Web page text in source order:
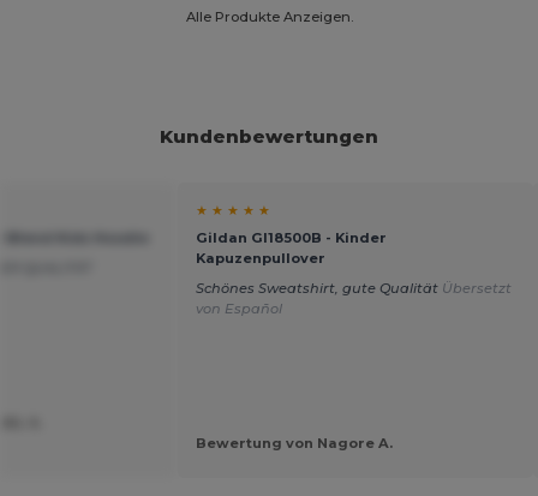
Alle Produkte Anzeigen.
Kundenbewertungen
★ ★ ★ ★ ★
Gildan GI18500B - Kinder
Kapuzenpullover
Schönes Sweatshirt, gute Qualität Übersetzt
von Español
Bewertung von Nagore A.